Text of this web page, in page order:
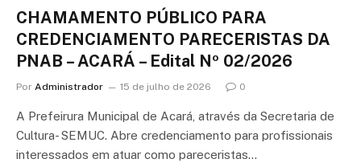
CHAMAMENTO PÚBLICO PARA
CREDENCIAMENTO PARECERISTAS DA
PNAB – ACARÁ – Edital Nº 02/2026
Por Administrador 15 de julho de 2026 0
A Prefeirura Municipal de Acará, através da Secretaria de
Cultura- SEMUC. Abre credenciamento para profissionais
interessados em atuar como pareceristas…